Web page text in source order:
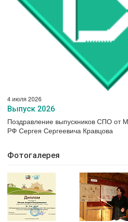
4 июля 2026
Выпуск 2026
Поздравление выпускников СПО от
РФ Сергея Сергеевича Кравцова
Фотогалерея